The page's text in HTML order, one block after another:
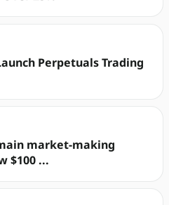
Perpetuals Trading
market-making
$100 ...